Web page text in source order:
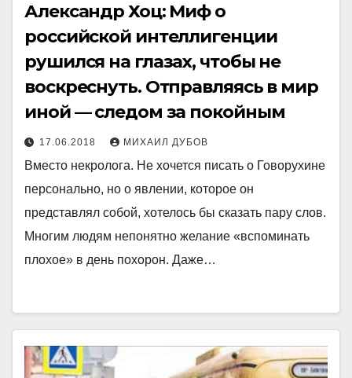
Александр Хоц: Миф о
российской интеллигенции
рушился на глазах, чтобы не
воскреснуть. Отправляясь в мир
иной — следом за покойным
17.06.2018 МИХАИЛ ДУБОВ
Вместо некролога. Не хочется писать о Говорухине
персонально, но о явлении, которое он
представлял собой, хотелось бы сказать пару слов.
Многим людям непонятно желание «вспоминать
плохое» в день похорон. Даже…